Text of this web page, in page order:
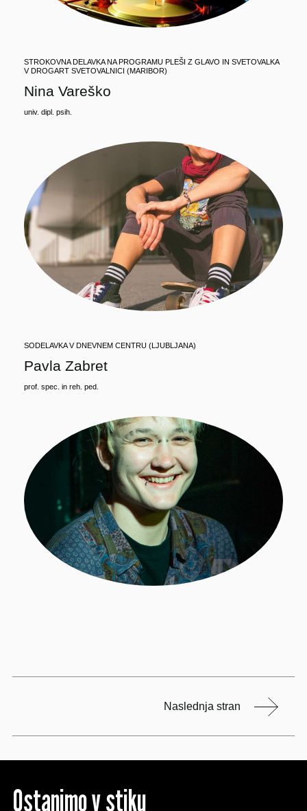
STROKOVNA DELAVKA NA PROGRAMU PLEŠI Z GLAVO IN SVETOVALKA
V DROGART SVETOVALNICI (MARIBOR)
Nina Vareško
univ. dipl. psih.
SODELAVKA V DNEVNEM CENTRU (LJUBLJANA)
Pavla Zabret
prof. spec. in reh. ped.
Naslednja stran
Ostanimo v stiku